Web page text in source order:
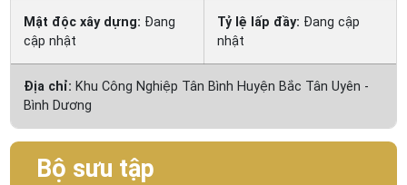
Mật độc xây dựng: Đang
cập nhật
Tỷ lệ lấp đầy: Đang cập
nhật
Địa chỉ: Khu Công Nghiệp Tân Bình Huyện Bắc Tân Uyên -
Bình Dương
Bộ sưu tập